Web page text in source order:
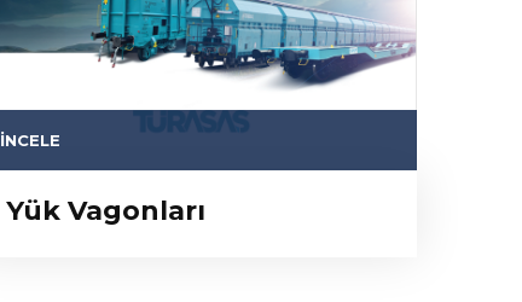
İNCELE
Yük Vagonları